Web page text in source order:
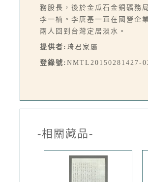
務股長，後於金瓜石金銅礦務
李一楠。李唐基一直在國營企
兩人回到台灣定居淡水。
提供者: 琦君家屬
登錄號: NMTL20150281427-
-相關藏品-